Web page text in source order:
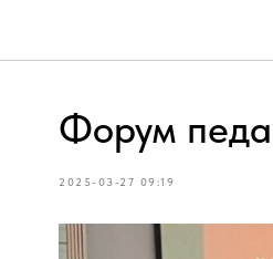
Форум
2025-03-27 09:19